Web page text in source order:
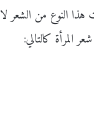
النوع من الشعر لا
كالتالي: